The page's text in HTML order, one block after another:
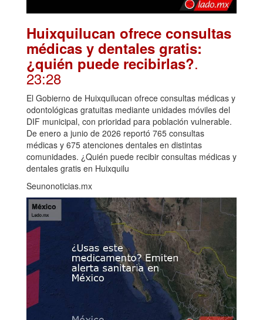
Huixquilucan ofrece consultas
médicas y dentales gratis:
¿quién puede recibirlas?.
23:28
El Gobierno de Huixquilucan ofrece consultas médicas y
odontológicas gratuitas mediante unidades móviles del
DIF municipal, con prioridad para población vulnerable.
De enero a junio de 2026 reportó 765 consultas
médicas y 675 atenciones dentales en distintas
comunidades. ¿Quién puede recibir consultas médicas y
dentales gratis en Huixquilu
Seunonoticias.mx